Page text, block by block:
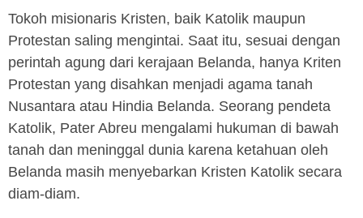
Tokoh misionaris Kristen, baik Katolik maupun
Protestan saling mengintai. Saat itu, sesuai dengan
perintah agung dari kerajaan Belanda, hanya Kriten
Protestan yang disahkan menjadi agama tanah
Nusantara atau Hindia Belanda. Seorang pendeta
Katolik, Pater Abreu mengalami hukuman di bawah
tanah dan meninggal dunia karena ketahuan oleh
Belanda masih menyebarkan Kristen Katolik secara
diam-diam.